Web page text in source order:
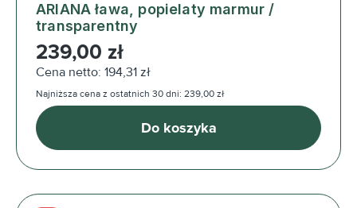
ARIANA ława, popielaty marmur /
transparentny
Cena regularna:
239,00 zł
Cena netto: 194,31 zł
Najniższa cena z ostatnich 30 dni: 239,00 zł
Do koszyka